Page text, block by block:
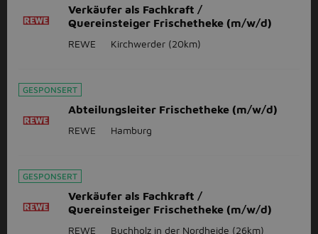
Verkäufer als Fachkraft /
Quereinsteiger Frischetheke (m/w/d)
REWE Kirchwerder (20km)
GESPONSERT
Abteilungsleiter Frischetheke (m/w/d)
REWE Hamburg
GESPONSERT
Verkäufer als Fachkraft /
Quereinsteiger Frischetheke (m/w/d)
REWE Buchholz in der Nordheide (26km)